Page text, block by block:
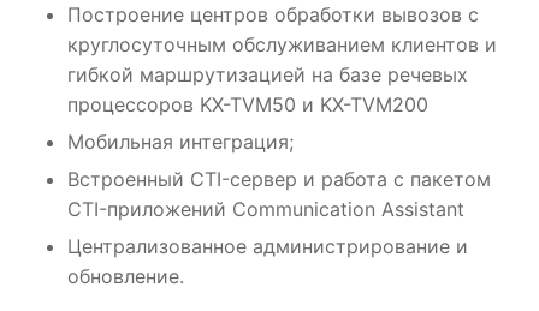
Построение центров обработки вывозов с
круглосуточным обслуживанием клиентов и
гибкой маршрутизацией на базе речевых
процессоров KX-TVM50 и KX-TVM200
Мобильная интеграция;
Встроенный CTI-сервер и работа с пакетом
CTI-приложений Communication Assistant
Централизованное администрирование и
обновление.